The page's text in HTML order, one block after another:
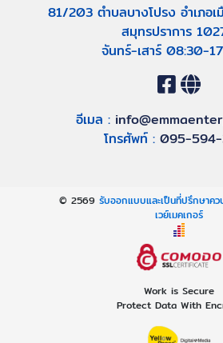
81/203 ตำบลบางโปรง อำเภอเ
สมุทรปราการ
จันทร์-เสาร์ 08:30-
อีเมล :
โทรศัพท์ : 095-
© 2569รับออกแบบและเป็นที่ปรึกษาค
เวย์เมคเกอร์
Work is Secure
Protect Data With